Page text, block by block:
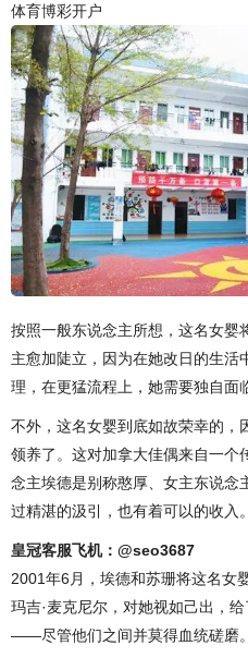
体育博彩开户
按照一般东说念主所想，这名女婴
主愈加陡立，因为在她改日的生活
理，在更猛流程上，她需要独自面
不外，这名女婴到底如故荣幸的，
领养了。这对加拿大佳偶来自一个
念主埃德是别称憨厚、女主东说念
过精湛的汲引，也有着可以的收入。
皇冠客服飞机：@seo3687
2001年6月，埃德和苏珊将这名女
玛吉·麦克尼尔，对她视如己出，
——尽管他们之间并莫得血统磋磨。